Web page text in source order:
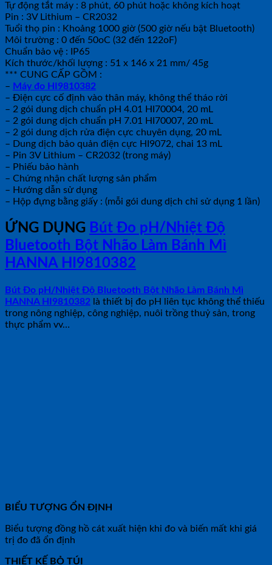
Tự động tắt máy : 8 phút, 60 phút hoặc không kích hoạt
Pin : 3V Lithium – CR2032
Tuổi thọ pin : Khoảng 1000 giờ (500 giờ nếu bật Bluetooth)
Môi trường : 0 đến 50oC (32 đến 122oF)
Chuẩn bảo vệ : IP65
Kích thước/khối lượng : 51 x 146 x 21 mm/ 45g
*** CUNG CẤP GỒM :
– Máy đo HI9810382
– Điện cực cố định vào thân máy, không thể tháo rời
– 2 gói dung dịch chuẩn pH 4.01 HI70004, 20 mL
– 2 gói dung dịch chuẩn pH 7.01 HI70007, 20 mL
– 2 gói dung dịch rửa điện cực chuyên dụng, 20 mL
– Dung dịch bảo quản điện cực HI9072, chai 13 mL
– Pin 3V Lithium – CR2032 (trong máy)
– Phiếu bảo hành
– Chứng nhận chất lượng sản phẩm
– Hướng dẫn sử dụng
– Hộp đựng bằng giấy : (mỗi gói dung dịch chỉ sử dụng 1 lần)
ỨNG DỤNG Bút Đo pH/Nhiệt Độ
Bluetooth Bột Nhão Làm Bánh Mì
HANNA HI9810382
Bút Đo pH/Nhiệt Độ Bluetooth Bột Nhão Làm Bánh Mì
HANNA HI9810382 là thiết bị đo pH liên tục không thể thiếu
trong nông nghiệp, công nghiệp, nuôi trồng thuỷ sản, trong
thực phẩm vv…
BIỂU TƯỢNG ỔN ĐỊNH
Biểu tượng đồng hồ cát xuất hiện khi đo và biến mất khi giá
trị đo đã ổn định
THIẾT KẾ BỎ TÚI